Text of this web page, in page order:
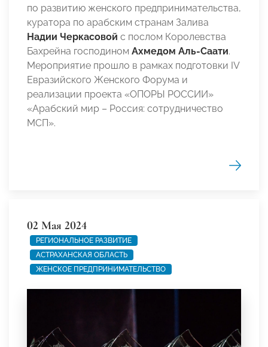
по развитию женского предпринимательства,
куратора по арабским странам Залива
Надии Черкасовой с послом Королевства
Бахрейна господином Ахмедом Аль-Саати.
Мероприятие прошло в рамках подготовки IV
Евразийского Женского Форума и
реализации проекта «ОПОРЫ РОССИИ»
«Арабский мир – Россия: сотрудничество
МСП».
02 Мая 2024
РЕГИОНАЛЬНОЕ РАЗВИТИЕ
АСТРАХАНСКАЯ ОБЛАСТЬ
ЖЕНСКОЕ ПРЕДПРИНИМАТЕЛЬСТВО